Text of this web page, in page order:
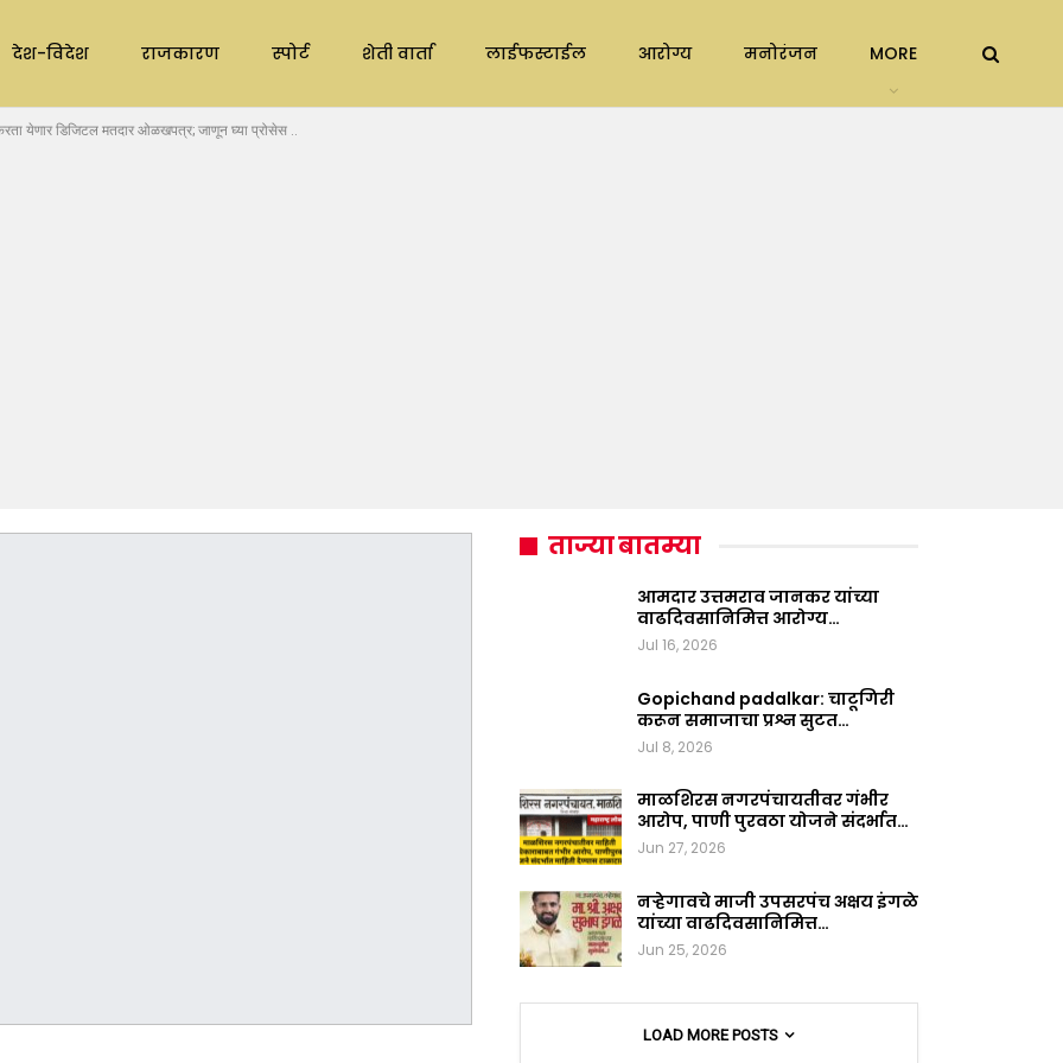
देश-विदेश राजकारण स्पोर्ट शेती वार्ता लाईफस्टाईल आरोग्य मनोरंजन MORE
येणार डिजिटल मतदार ओळखपत्र; जाणून घ्या प्रोसेस ..
ताज्या बातम्या
आमदार उत्तमराव जानकर यांच्या
वाढदिवसानिमित्त आरोग्य…
Jul 16, 2026
Gopichand padalkar: चाटूगिरी
करून समाजाचा प्रश्न सुटत…
Jul 8, 2026
माळशिरस नगरपंचायतीवर गंभीर
आरोप, पाणी पुरवठा योजने संदर्भात…
Jun 27, 2026
नऱ्हेगावचे माजी उपसरपंच अक्षय इंगळे
यांच्या वाढदिवसानिमित्त…
Jun 25, 2026
LOAD MORE POSTS